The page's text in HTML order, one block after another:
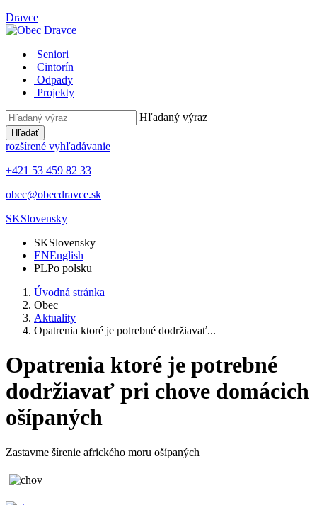
Dravce
Seniori
Cintorín
Odpady
Projekty
Hľadaný výraz
Hľadať
rozšírené vyhľadávanie
+421 53 459 82 33
obec@obecdravce.sk
SKSlovensky
SKSlovensky
ENEnglish
PLPo polsku
Úvodná stránka
Obec
Aktuality
Opatrenia ktoré je potrebné dodržiavať...
Opatrenia ktoré je potrebné
dodržiavať pri chove domácich
ošípaných
Zastavme šírenie afrického moru ošípaných